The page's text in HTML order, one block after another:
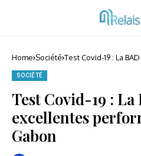
Home Société Test Covid-19 : La
SOCIÉTÉ
Test Covid-19 : La
excellentes
Gabon